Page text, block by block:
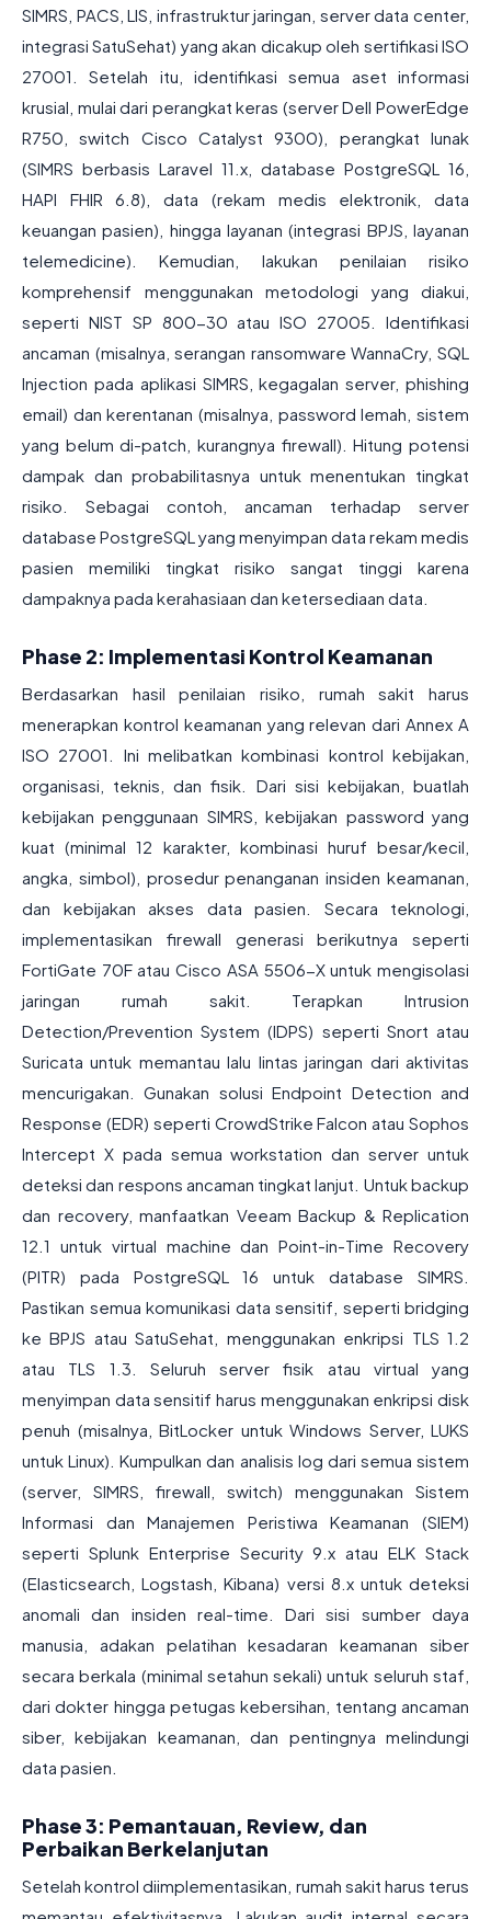
SIMRS, PACS, LIS, infrastruktur jaringan, server data center,
integrasi SatuSehat) yang akan dicakup oleh sertifikasi ISO
27001. Setelah itu, identifikasi semua aset informasi
krusial, mulai dari perangkat keras (server Dell PowerEdge
R750, switch Cisco Catalyst 9300), perangkat lunak
(SIMRS berbasis Laravel 11.x, database PostgreSQL 16,
HAPI FHIR 6.8), data (rekam medis elektronik, data
keuangan pasien), hingga layanan (integrasi BPJS, layanan
telemedicine). Kemudian, lakukan penilaian risiko
komprehensif menggunakan metodologi yang diakui,
seperti NIST SP 800-30 atau ISO 27005. Identifikasi
ancaman (misalnya, serangan ransomware WannaCry, SQL
Injection pada aplikasi SIMRS, kegagalan server, phishing
email) dan kerentanan (misalnya, password lemah, sistem
yang belum di-patch, kurangnya firewall). Hitung potensi
dampak dan probabilitasnya untuk menentukan tingkat
risiko. Sebagai contoh, ancaman terhadap server
database PostgreSQL yang menyimpan data rekam medis
pasien memiliki tingkat risiko sangat tinggi karena
dampaknya pada kerahasiaan dan ketersediaan data.
Phase 2: Implementasi Kontrol Keamanan
Berdasarkan hasil penilaian risiko, rumah sakit harus
menerapkan kontrol keamanan yang relevan dari Annex A
ISO 27001. Ini melibatkan kombinasi kontrol kebijakan,
organisasi, teknis, dan fisik. Dari sisi kebijakan, buatlah
kebijakan penggunaan SIMRS, kebijakan password yang
kuat (minimal 12 karakter, kombinasi huruf besar/kecil,
angka, simbol), prosedur penanganan insiden keamanan,
dan kebijakan akses data pasien. Secara teknologi,
implementasikan firewall generasi berikutnya seperti
FortiGate 70F atau Cisco ASA 5506-X untuk mengisolasi
jaringan rumah sakit. Terapkan Intrusion
Detection/Prevention System (IDPS) seperti Snort atau
Suricata untuk memantau lalu lintas jaringan dari aktivitas
mencurigakan. Gunakan solusi Endpoint Detection and
Response (EDR) seperti CrowdStrike Falcon atau Sophos
Intercept X pada semua workstation dan server untuk
deteksi dan respons ancaman tingkat lanjut. Untuk backup
dan recovery, manfaatkan Veeam Backup & Replication
12.1 untuk virtual machine dan Point-in-Time Recovery
(PITR) pada PostgreSQL 16 untuk database SIMRS.
Pastikan semua komunikasi data sensitif, seperti bridging
ke BPJS atau SatuSehat, menggunakan enkripsi TLS 1.2
atau TLS 1.3. Seluruh server fisik atau virtual yang
menyimpan data sensitif harus menggunakan enkripsi disk
penuh (misalnya, BitLocker untuk Windows Server, LUKS
untuk Linux). Kumpulkan dan analisis log dari semua sistem
(server, SIMRS, firewall, switch) menggunakan Sistem
Informasi dan Manajemen Peristiwa Keamanan (SIEM)
seperti Splunk Enterprise Security 9.x atau ELK Stack
(Elasticsearch, Logstash, Kibana) versi 8.x untuk deteksi
anomali dan insiden real-time. Dari sisi sumber daya
manusia, adakan pelatihan kesadaran keamanan siber
secara berkala (minimal setahun sekali) untuk seluruh staf,
dari dokter hingga petugas kebersihan, tentang ancaman
siber, kebijakan keamanan, dan pentingnya melindungi
data pasien.
Phase 3: Pemantauan, Review, dan
Perbaikan Berkelanjutan
Setelah kontrol diimplementasikan, rumah sakit harus terus